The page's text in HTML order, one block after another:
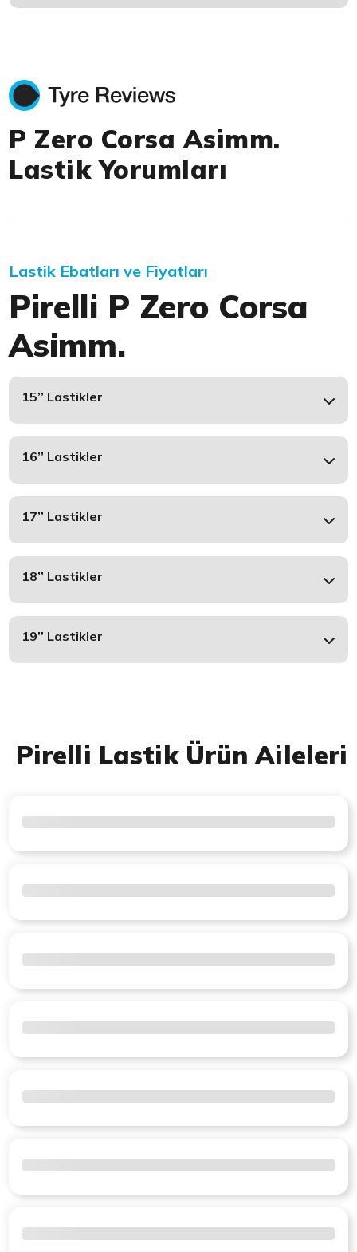
P Zero Corsa Asimm.
Lastik Yorumları
Lastik Ebatları ve Fiyatları
Pirelli P Zero Corsa
Asimm.
15’’ Lastikler
16’’ Lastikler
17’’ Lastikler
18’’ Lastikler
19’’ Lastikler
Pirelli Lastik Ürün Aileleri